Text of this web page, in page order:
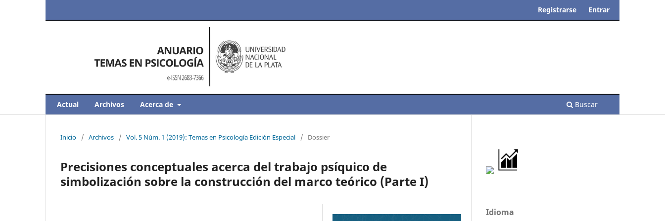
Actual Archivos Acerca de Buscar
Registrarse Entrar
Inicio / Archivos / Vol. 5 Núm. 1 (2019): Temas en Psicología Edición Especial / Dossier
Precisiones conceptuales acerca del trabajo psíquico de
simbolización sobre la construcción del marco teórico (Parte I)
Idioma